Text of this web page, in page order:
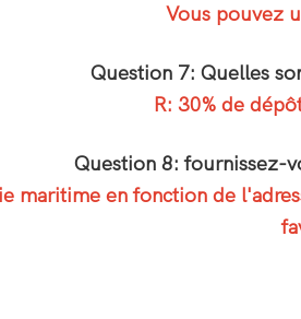
Vous pouvez
Question 7: Quelles
R: 30% de
Question 8: fournissez-
maritime en fonction de